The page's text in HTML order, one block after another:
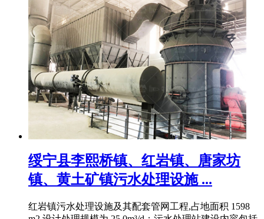
绥宁县李熙桥镇、红岩镇、唐家坊
镇、黄土矿镇污水处理设施 ...
红岩镇污水处理设施及其配套管网工程,占地面积 1598